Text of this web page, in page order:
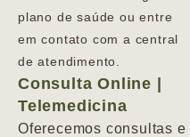
plano de saúde ou entre
em contato com a central
de atendimento.
Consulta Online |
Telemedicina
Oferecemos consultas e